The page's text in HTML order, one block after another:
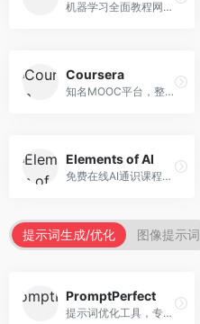
机器学习全面教程网站，专注于实用技能教学。面向开发者，提供机器学习算法、Python实现、项目实战等教程，实用性强。
Coursera
知名MOOC平台，整合全球顶尖大学课程资源。面向学习者，提供AI、机器学习、深度学习等课程，证书认可度高，课程质量专业。
Elements of AI
免费在线AI通识课程，专注于AI基础知识普及。面向普通大众，提供AI概念、原理、应用等入门知识，语言通俗易懂。
提示词生成/优化 图像提示词
PromptPerfect
提示词优化工具，专注于提示词质量提升。面向AI用户，提供提示词优化、效果测试、版本对比等服务，提示词优化专业。